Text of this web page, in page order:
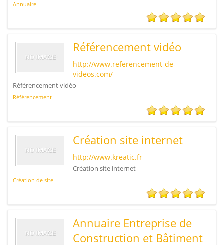
Annuaire
Référencement vidéo
http://www.referencement-de-
videos.com/
Référencement vidéo
Référencement
Création site internet
http://www.kreatic.fr
Création site internet
Création de site
Annuaire Entreprise de
Construction et Bâtiment